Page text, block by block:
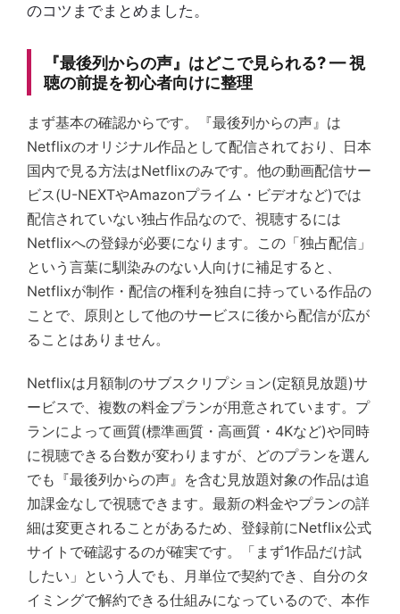
のコツまでまとめました。
『最後列からの声』はどこで見られる? — 視
聴の前提を初心者向けに整理
まず基本の確認からです。『最後列からの声』は
Netflixのオリジナル作品として配信されており、日本
国内で見る方法はNetflixのみです。他の動画配信サー
ビス(U-NEXTやAmazonプライム・ビデオなど)では
配信されていない独占作品なので、視聴するには
Netflixへの登録が必要になります。この「独占配信」
という言葉に馴染みのない人向けに補足すると、
Netflixが制作・配信の権利を独自に持っている作品の
ことで、原則として他のサービスに後から配信が広が
ることはありません。
Netflixは月額制のサブスクリプション(定額見放題)サ
ービスで、複数の料金プランが用意されています。プ
ランによって画質(標準画質・高画質・4Kなど)や同時
に視聴できる台数が変わりますが、どのプランを選ん
でも『最後列からの声』を含む見放題対象の作品は追
加課金なしで視聴できます。最新の料金やプランの詳
細は変更されることがあるため、登録前にNetflix公式
サイトで確認するのが確実です。「まず1作品だけ試
したい」という人でも、月単位で契約でき、自分のタ
イミングで解約できる仕組みになっているので、本作